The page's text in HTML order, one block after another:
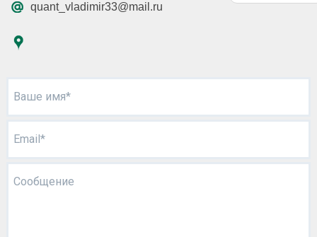
quant_vladimir33@mail.ru
Ваше имя*
Email*
Сообщение